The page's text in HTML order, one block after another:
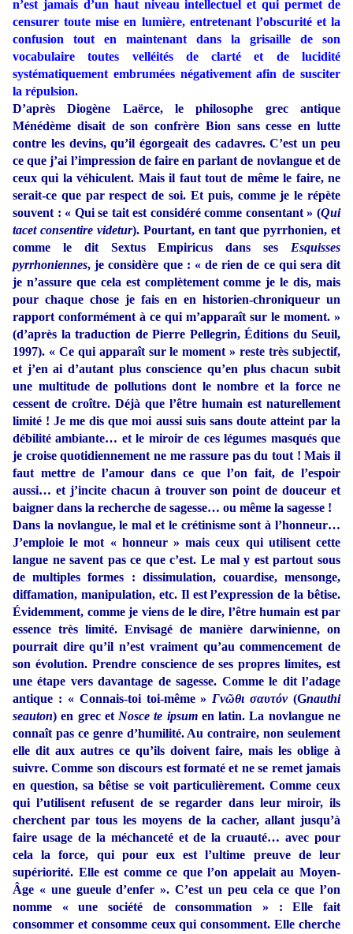
n’est jamais d’un haut niveau intellectuel et qui permet de
censurer toute mise en lumière, entretenant l’obscurité et la
confusion tout en maintenant dans la grisaille de son
vocabulaire toutes velléités de clarté et de lucidité
systématiquement embrumées négativement afin de susciter
la répulsion.
D’après Diogène Laërce, le philosophe grec antique
Ménédème disait de son confrère Bion sans cesse en lutte
contre les devins, qu’il égorgeait des cadavres. C’est un peu
ce que j’ai l’impression de faire en parlant de novlangue et de
ceux qui la véhiculent. Mais il faut tout de même le faire, ne
serait-ce que par respect de soi. Et puis, comme je le répète
souvent : « Qui se tait est considéré comme consentant » (Qui
tacet consentire videtur). Pourtant, en tant que pyrrhonien, et
comme le dit Sextus Empiricus dans ses Esquisses
pyrrhoniennes, je considère que : « de rien de ce qui sera dit
je n’assure que cela est complètement comme je le dis, mais
pour chaque chose je fais en en historien-chroniqueur un
rapport conformément à ce qui m’apparaît sur le moment. »
(d’après la traduction de Pierre Pellegrin, Éditions du Seuil,
1997). « Ce qui apparaît sur le moment » reste très subjectif,
et j’en ai d’autant plus conscience qu’en plus chacun subit
une multitude de pollutions dont le nombre et la force ne
cessent de croître. Déjà que l’être humain est naturellement
limité ! Je me dis que moi aussi suis sans doute atteint par la
débilité ambiante… et le miroir de ces légumes masqués que
je croise quotidiennement ne me rassure pas du tout ! Mais il
faut mettre de l’amour dans ce que l’on fait, de l’espoir
aussi… et j’incite chacun à trouver son point de douceur et
baigner dans la recherche de sagesse… ou même la sagesse !
Dans la novlangue, le mal et le crétinisme sont à l’honneur…
J’emploie le mot « honneur » mais ceux qui utilisent cette
langue ne savent pas ce que c’est. Le mal y est partout sous
de multiples formes : dissimulation, couardise, mensonge,
diffamation, manipulation, etc. Il est l’expression de la bêtise.
Évidemment, comme je viens de le dire, l’être humain est par
essence très limité. Envisagé de manière darwinienne, on
pourrait dire qu’il n’est vraiment qu’au commencement de
son évolution. Prendre conscience de ses propres limites, est
une étape vers davantage de sagesse. Comme le dit l’adage
antique : « Connais-toi toi-même » Γνῶθι σαυτόν(Gnauthi
seauton) en grec et Nosce te ipsumen latin. La novlangue ne
connaît pas ce genre d’humilité. Au contraire, non seulement
elle dit aux autres ce qu’ils doivent faire, mais les oblige à
suivre. Comme son discours est formaté et ne se remet jamais
en question, sa bêtise se voit particulièrement. Comme ceux
qui l’utilisent refusent de se regarder dans leur miroir, ils
cherchent par tous les moyens de la cacher, allant jusqu’à
faire usage de la méchanceté et de la cruauté… avec pour
cela la force, qui pour eux est l’ultime preuve de leur
supériorité. Elle est comme ce que l’on appelait au Moyen-
Âge « une gueule d’enfer ». C’est un peu cela ce que l’on
nomme « une société de consommation » : Elle fait
consommer et consomme ceux qui consomment. Elle cherche